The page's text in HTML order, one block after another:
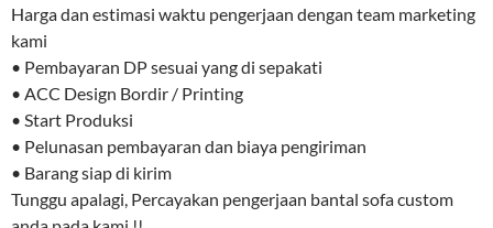
Harga dan estimasi waktu pengerjaan dengan team marketing
kami
• Pembayaran DP sesuai yang di sepakati
• ACC Design Bordir / Printing
• Start Produksi
• Pelunasan pembayaran dan biaya pengiriman
• Barang siap di kirim
Tunggu apalagi, Percayakan pengerjaan bantal sofa custom